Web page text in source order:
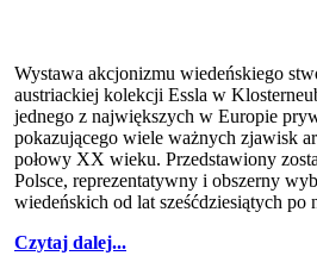
Wystawa akcjonizmu wiedeńskiego
austriackiej kolekcji Essla w
jednego z największych w Europie
pokazującego wiele ważnych zjawisk
połowy XX wieku. Przedstawiony
Polsce, reprezentatywny i obszerny
wiedeńskich od lat sześćdziesiątych po
Czytaj dalej...